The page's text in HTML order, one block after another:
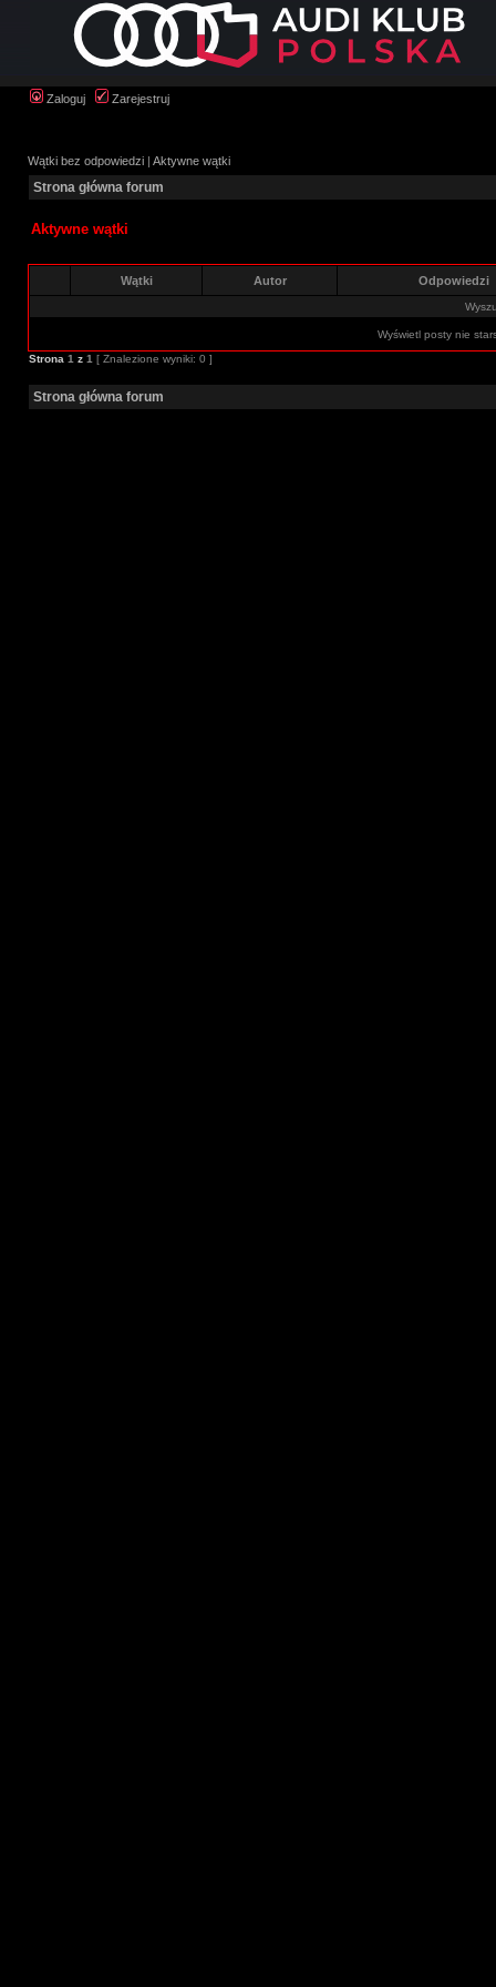
Zaloguj Zarejestruj
Wątki bez odpowiedzi | Aktywne wątki
Strona główna forum
Aktywne wątki
Wątki Autor Odpowiedzi
Wyświetl posty nie
Strona 1 z 1 [ Znalezione wyniki: 0 ]
Strona główna forum